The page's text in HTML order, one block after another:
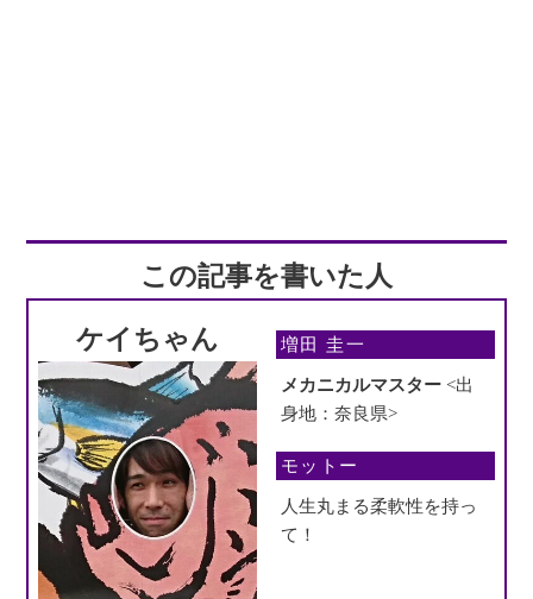
この記事を書いた人
ケイちゃん 増田 圭一
メカニカルマスター<出
身地：奈良県>
モットー
人生丸まる柔軟性を持っ
て！